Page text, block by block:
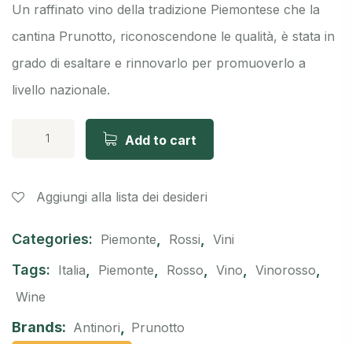
Un raffinato vino della tradizione Piemontese che la
cantina Prunotto, riconoscendone le qualità, è stata in
grado di esaltare e rinnovarlo per promuoverlo a
livello nazionale.
Add to cart
Aggiungi alla lista dei desideri
Categories: Piemonte Rossi Vini
Tags: Italia Piemonte Rosso Vino Vinorosso
Wine
Brands: Antinori Prunotto